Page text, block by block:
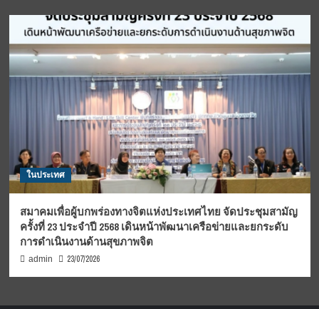
ในประเทศ
สมาคมเพื่อผู้บกพร่องทางจิตแห่งประเทศไทย จัดประชุมสามัญ
ครั้งที่ 23 ประจำปี 2568 เดินหน้าพัฒนาเครือข่ายและยกระดับ
การดำเนินงานด้านสุขภาพจิต
admin 23/07/2026